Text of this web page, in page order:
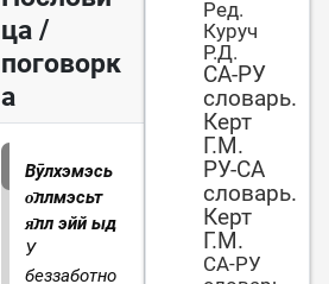
ца /
поговорк
а
Вӯлхэмэсь
о̄ллмэсьт
я̄лл эйй ыдҍ.
У
беззаботного
Ред.
Куруч
Р.Д.
СА-РУ
словарь.
Керт
Г.М.
РУ-СА
словарь.
Керт
Г.М.
СА-РУ